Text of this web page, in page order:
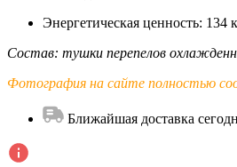
Энергетическая ценность: 134
Состав: тушки перепелов
Фотография на сайте полностью
Ближайшая доставка